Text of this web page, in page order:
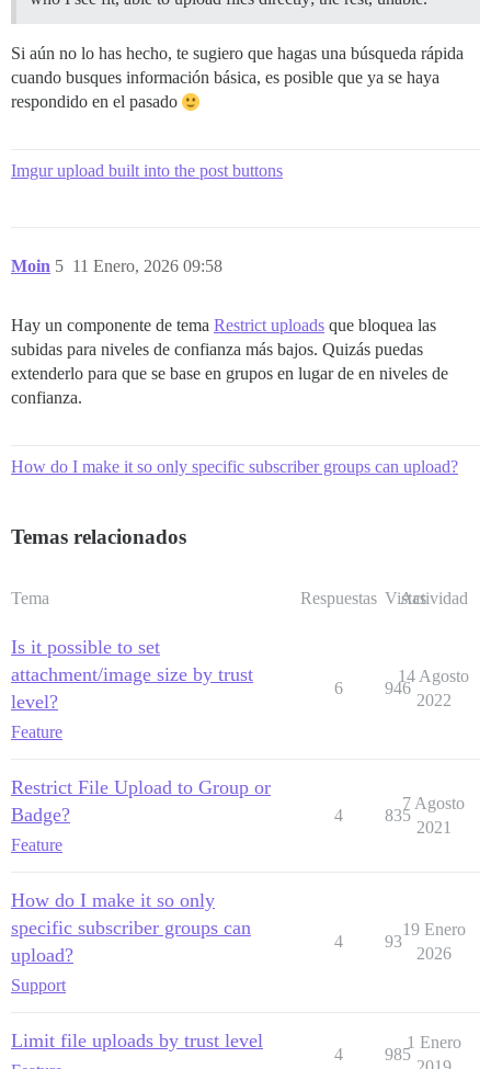
Si aún no lo has hecho, te sugiero que hagas una búsqueda rápida
cuando busques información básica, es posible que ya se haya
respondido en el pasado
Imgur upload built into the post buttons
Moin 11 Enero, 2026 09:58
5
Hay un componente de tema Restrict uploads que bloquea las
subidas para niveles de confianza más bajos. Quizás puedas
extenderlo para que se base en grupos en lugar de en niveles de
confianza.
How do I make it so only specific subscriber groups can upload?
Temas relacionados
Tema Respuestas Vistas
Actividad
Is it possible to set
attachment/image size by trust
level?
Feature
6 946
14 Agosto
2022
Restrict File Upload to Group or
Badge?
Feature
4 835
7 Agosto
2021
How do I make it so only
specific subscriber groups can
upload?
Support
4 93
19 Enero
2026
Limit file uploads by trust level
4 985
1 Enero